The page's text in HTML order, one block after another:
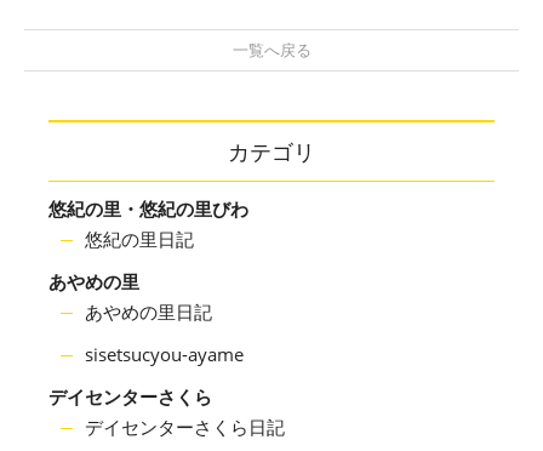
一覧へ戻る
カテゴリ
悠紀の里・悠紀の里びわ
悠紀の里日記
あやめの里
あやめの里日記
sisetsucyou-ayame
デイセンターさくら
デイセンターさくら日記